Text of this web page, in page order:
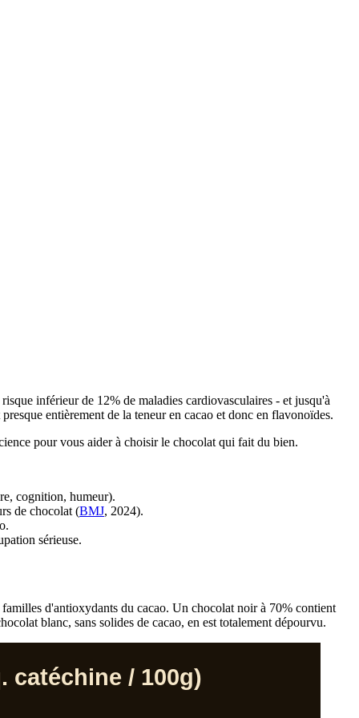
inférieur de 12% de maladies cardiovasculaires - et jusqu'à
entièrement de la teneur en cacao et donc en flavonoïdes.
pour vous aider à choisir le chocolat qui fait du bien.
cognition, humeur).
de chocolat (BMJ, 2024).
sérieuse.
d'antioxydants du cacao. Un chocolat noir à 70% contient
blanc, sans solides de cacao, en est totalement dépourvu.
catéchine / 100g)